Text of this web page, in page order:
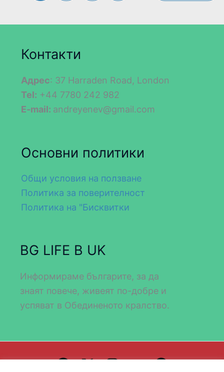
Контакти
Адрес: 37 Harraden Road, London
Tel: +44 7780 242 982
E-mail: andreyenev@gmail.com
Основни политики
Общи условия на ползване
Политика за поверителност
Политика на "Бисквитки
BG LIFE В UK
Информираме българите, за да
знаят повече, живеят по-добре и
успяват в Обединеното кралство.